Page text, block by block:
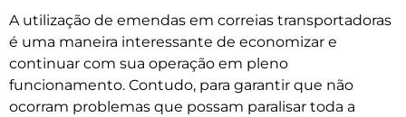
A utilização de emendas em correias transportadoras
é uma maneira interessante de economizar e
continuar com sua operação em pleno
funcionamento. Contudo, para garantir que não
ocorram problemas que possam paralisar toda a